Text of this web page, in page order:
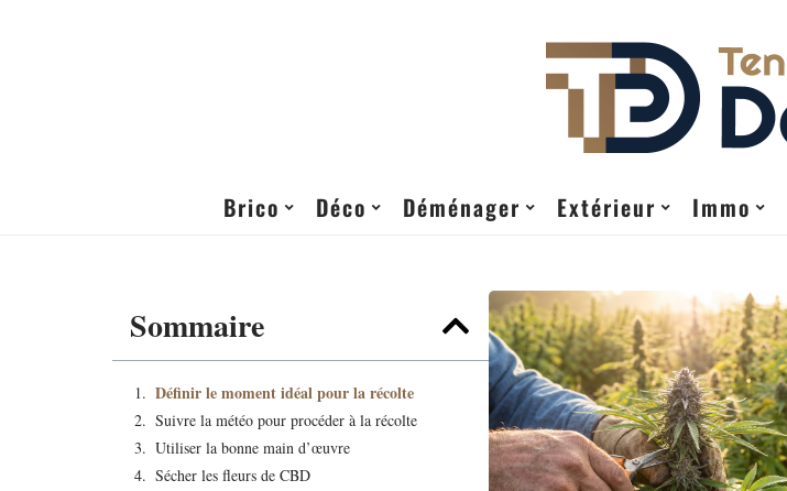
Brico Déco Déménager Extérieur Immo
Sommaire
Définir le moment idéal pour la récolte
Suivre la météo pour procéder à la récolte
Utiliser la bonne main d’œuvre
Sécher les fleurs de CBD